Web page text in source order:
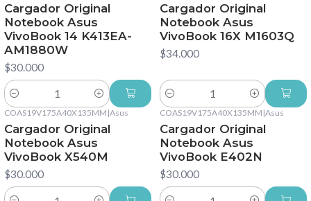
Cargador Original
Notebook Asus
VivoBook 14 K413EA-
AM1880W
$30.000
Cantidad
Cargador Original
Notebook Asus
VivoBook 16X M1603Q
$34.000
Cantidad
COAS19V175A40X135MM |Asus
Cargador Original
Notebook Asus
VivoBook X540M
$30.000
COAS19V175A40X135MM |Asus
Cargador Original
Notebook Asus
VivoBook E402N
$30.000